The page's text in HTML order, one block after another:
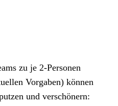
zu je 2-Personen
Vorgaben) können
und verschönern: